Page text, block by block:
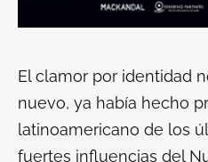
El clamor por identidad
nuevo, ya había hecho
latinoamericano de los
fuertes influencias del